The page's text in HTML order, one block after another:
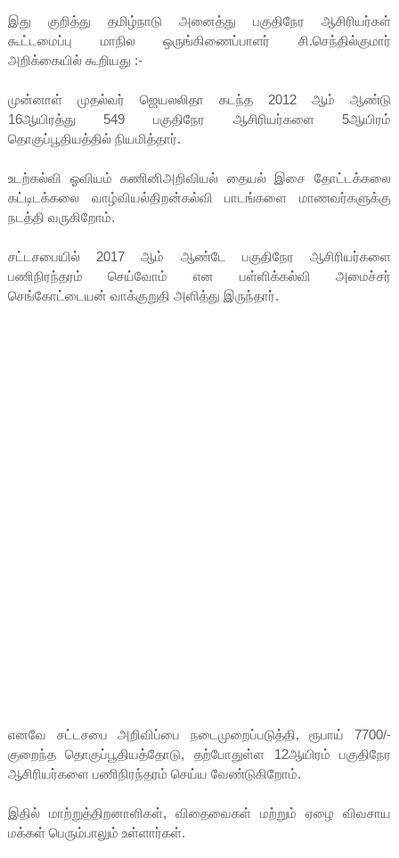
இது குறித்து தமிழ்நாடு அனைத்து பகுதிநேர ஆசிரியர்கள்
கூட்டமைப்பு மாநில ஒருங்கிணைப்பாளர் சி.செந்தில்குமார்
அறிக்கையில் கூறியது :-
முன்னாள் முதல்வர் ஜெயலலிதா கடந்த 2012 ஆம் ஆண்டு
16ஆயிரத்து 549 பகுதிநேர ஆசிரியர்களை 5ஆயிரம்
தொகுப்பூதியத்தில் நியமித்தார்.
உடற்கல்வி ஓவியம் கணினிஅறிவியல் தையல் இசை தோட்டக்கலை
கட்டிடக்கலை வாழ்வியல்திறன்கல்வி பாடங்களை மாணவர்களுக்கு
நடத்தி வருகிறோம்.
சட்டசபையில் 2017 ஆம் ஆண்டே பகுதிநேர ஆசிரியர்களை
பணிநிரந்தரம் செய்வோம் என பள்ளிக்கல்வி அமைச்சர்
செங்கோட்டையன் வாக்குறுதி அளித்து இருந்தார்.
எனவே சட்டசபை அறிவிப்பை நடைமுறைப்படுத்தி, ரூபாய் 7700/-
குறைந்த தொகுப்பூதியத்தோடு, தற்போதுள்ள 12ஆயிரம் பகுதிநேர
ஆசிரியர்களை பணிநிரந்தரம் செய்ய வேண்டுகிறோம்.
இதில் மாற்றுத்திறனாளிகள், விதைவைகள் மற்றும் ஏழை விவசாய
மக்கள் பெரும்பாலும் உள்ளார்கள்.